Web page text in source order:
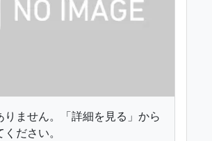
りません。「詳細を見る」から
ださい。